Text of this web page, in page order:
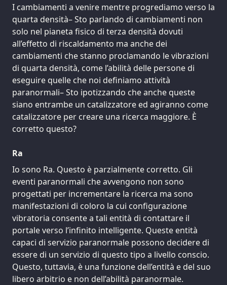
I cambiamenti a venire mentre progrediamo verso la
quarta densità– Sto parlando di cambiamenti non
solo nel pianeta fisico di terza densità dovuti
all’effetto di riscaldamento ma anche dei
cambiamenti che stanno proclamando le vibrazioni
di quarta densità, come l’abilità delle persone di
eseguire quelle che noi definiamo attività
paranormali– Sto ipotizzando che anche queste
siano entrambe un catalizzatore ed agiranno come
catalizzatore per creare una ricerca maggiore. È
corretto questo?
Ra
Io sono Ra. Questo è parzialmente corretto. Gli
eventi paranormali che avvengono non sono
progettati per incrementare la ricerca ma sono
manifestazioni di coloro la cui configurazione
vibratoria consente a tali entità di contattare il
portale verso l’infinito intelligente. Queste entità
capaci di servizio paranormale possono decidere di
essere di un servizio di questo tipo a livello conscio.
Questo, tuttavia, è una funzione dell’entità e del suo
libero arbitrio e non dell’abilità paranormale.